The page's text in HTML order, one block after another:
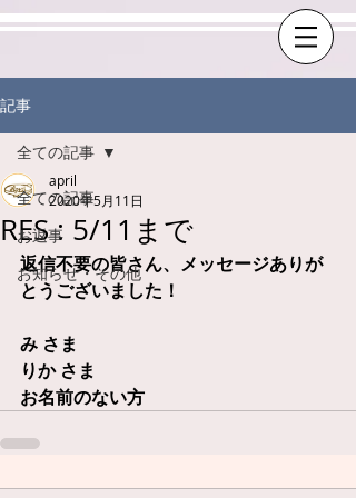
記事
全ての記事
お返事
お知らせ・その他
全ての記事
RES : 5/11まで
april
2020年5月11日
返信不要の皆さん、メッセージありが
とうございました！
み さま
りか さま
お名前のない方